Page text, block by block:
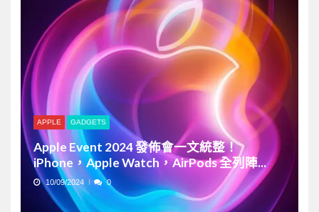
APPLE GADGETS
Apple Event 2024 發佈會一文統整！
iPhone，Apple Watch，AirPods 全列陣...
10/09/2024 0